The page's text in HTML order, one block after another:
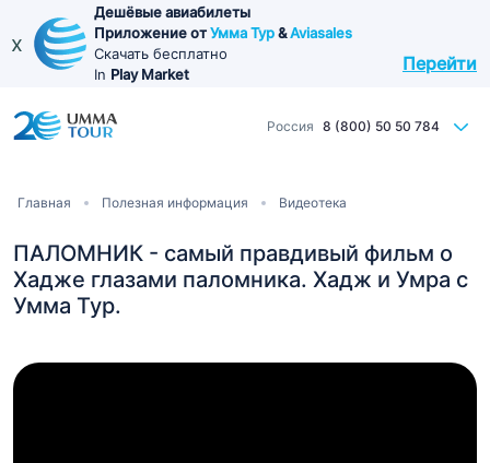
Перейти
основному
x
Дешёвые авиабилеты
Приложение отУмма Тур&Aviasales
Скачать бесплатно
In Play Market Перейти
Россия 8 (800) 50 50 784
Строка
навигации
Главная Полезная информация Видеотека
ПАЛОМНИК - самый правдивый фильм о
Хадже глазами паломника. Хадж и Умра с
Умма Тур.